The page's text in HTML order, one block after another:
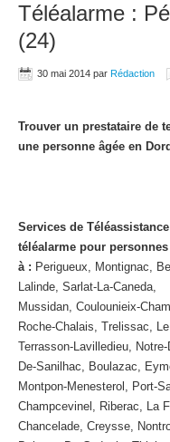
Téléalarme :
(24)
30 mai 2014 par Rédaction
Trouver un prestataire de
une personne âgée en
Services de
téléalarme pour personnes
à : Perigueux, Montignac,
Lalinde, Sarlat-La-Caneda,
Mussidan, Coulounieix-
Roche-Chalais, Trelissac,
Terrasson-Lavilledieu, Notre-
De-Sanilhac, Boulazac,
Montpon-Menesterol, Port-
Champcevinel, Riberac, La
Chancelade, Creysse,